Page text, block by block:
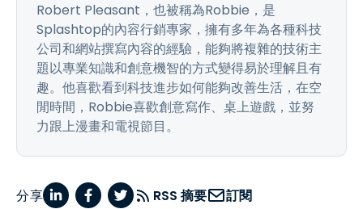
Robert Pleasant，也被稱為Robbie，是
Splashtop的內容行銷專家，擁有多年為各種科技
公司和網站撰寫內容的經驗，能夠將複雜的技術主
題以專業知識和創意機智的方式變得易於理解且有
趣。他喜歡看到科技進步如何能夠改善生活，在空
閒時間，Robbie喜歡創意寫作、桌上遊戲，並努
力跟上漫畫和電視節目。
分享 RSS 摘要 訂閱